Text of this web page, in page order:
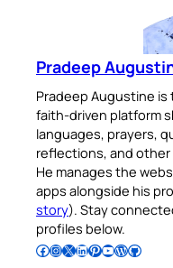
Pradeep
Pradeep Augustine is
faith-driven platform
languages, prayers,
reflections, and other
He manages the
apps alongside his
story). Stay
profiles below.
Follow Pradeep on Facebook Follow Pradeep on InstagramFollow Pradeep on X Follow Pradeep on LinkedIn Follow Pradeep on Pinterest Subscribe to Pradeep’s Youtube Channel Follow Pradeep on WordPress Follow Pradeep on GitHub